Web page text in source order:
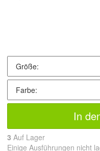
In
3 Auf Lager
Einige Ausführungen nicht